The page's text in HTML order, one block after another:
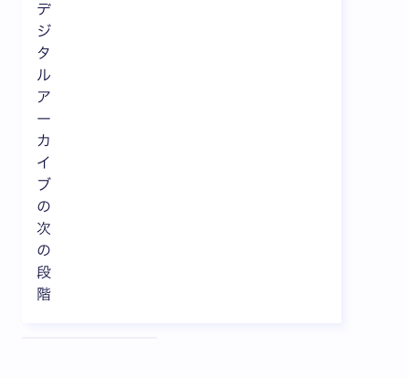
デ
ジ
タ
ル
ア
ー
カ
イ
ブ
の
次
の
段
階